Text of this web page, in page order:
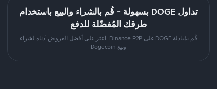
تداول DOGE بسهولة - قُم بالشراء والبيع باستخدام
طرقك المُفضّلة للدفع
قُم بمُبادلة DOGE على Binance P2P. اعثر على أفضل العروض أدناه لشراء
وبيع Dogecoin